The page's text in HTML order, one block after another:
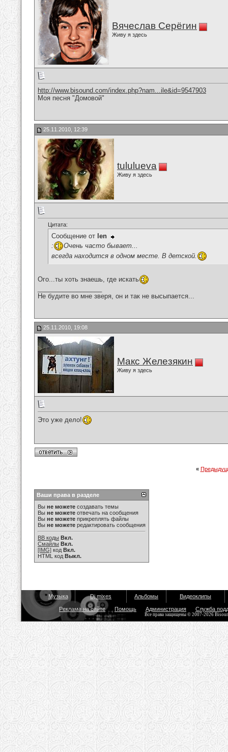
Вячеслав Серёгин
Живу я здесь
http://www.bisound.com/index.php?nam...ile&id=9547903
Моя песня "Домовой"
25.11.2010, 12:39
tululueva
Живу я здесь
Цитата:
Сообщение от len
:
Очень часто бывает...
всегда находится в одном месте. В детской.
Ого...ты хоть знаешь, где искать
Не будите во мне зверя, он и так не высыпается...
25.11.2010, 19:08
Макс Железякин
Живу я здесь
Это уже дело!
«
Ваши права в разделе
Вы не можете создавать темы
Вы не можете отвечать на сообщения
Вы не можете прикреплять файлы
Вы не можете редактировать сообщения
BB коды Вкл.
Смайлы Вкл.
[IMG] код Вкл.
HTML код Выкл.
Музыка Dj mixes Альбомы Видеоклипы
Реклама на сайте Помощь Администрация Служба
Все права защищены © 2007-2026